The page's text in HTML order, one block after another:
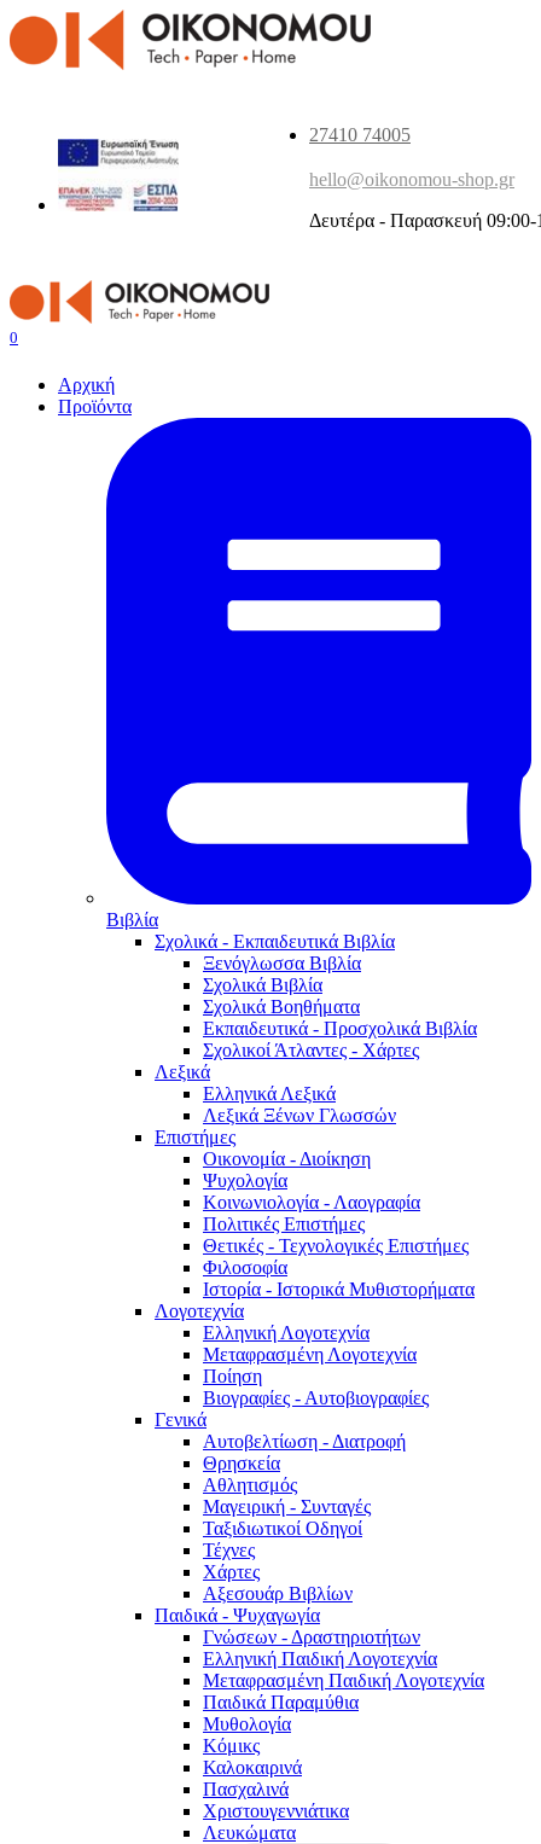
27410 74005
hello@oikonomou-shop.gr
Δευτέρα - Παρασκευή 09:00-
0
Αρχική
Προϊόντα
Βιβλία
Σχολικά - Εκπαιδευτικά Βιβλία
Ξενόγλωσσα Βιβλία
Σχολικά Βιβλία
Σχολικά Βοηθήματα
Εκπαιδευτικά - Προσχολικά Βιβλία
Σχολικοί Άτλαντες - Χάρτες
Λεξικά
Ελληνικά Λεξικά
Λεξικά Ξένων Γλωσσών
Επιστήμες
Οικονομία - Διοίκηση
Ψυχολογία
Κοινωνιολογία - Λαογραφία
Πολιτικές Eπιστήμες
Θετικές - Τεχνολογικές Επιστήμες
Φιλοσοφία
Ιστορία - Ιστορικά Μυθιστορήματα
Λογοτεχνία
Ελληνική Λογοτεχνία
Μεταφρασμένη Λογοτεχνία
Ποίηση
Βιογραφίες - Αυτοβιογραφίες
Γενικά
Αυτοβελτίωση - Διατροφή
Θρησκεία
Αθλητισμός
Μαγειρική - Συνταγές
Ταξιδιωτικοί Οδηγοί
Τέχνες
Χάρτες
Αξεσουάρ Βιβλίων
Παιδικά - Ψυχαγωγία
Γνώσεων - Δραστηριοτήτων
Ελληνική Παιδική Λογοτεχνία
Μεταφρασμένη Παιδική Λογοτεχνία
Παιδικά Παραμύθια
Μυθολογία
Κόμικς
Καλοκαιρινά
Πασχαλινά
Χριστουγεννιάτικα
Λευκώματα